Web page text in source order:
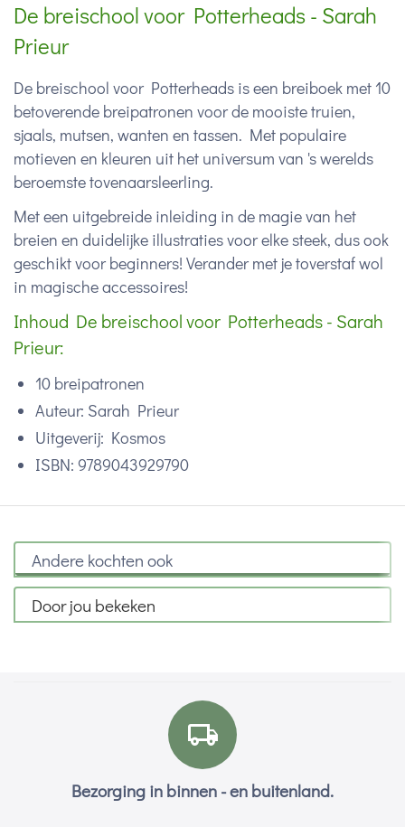
De breischool voor Potterheads - Sarah
Prieur
De breischool voor Potterheads is een breiboek met 10
betoverende breipatronen voor de mooiste truien,
sjaals, mutsen, wanten en tassen. Met populaire
motieven en kleuren uit het universum van 's werelds
beroemste tovenaarsleerling.
Met een uitgebreide inleiding in de magie van het
breien en duidelijke illustraties voor elke steek, dus ook
geschikt voor beginners! Verander met je toverstaf wol
in magische accessoires!
Inhoud De breischool voor Potterheads - Sarah
Prieur:
10 breipatronen
Auteur: Sarah Prieur
Uitgeverij: Kosmos
ISBN: 9789043929790
Andere kochten ook
Door jou bekeken
Bezorging in binnen - en buitenland.